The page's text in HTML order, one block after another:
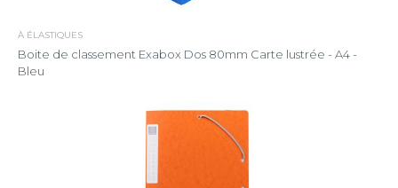
À ÉLASTIQUES
Boite de classement Exabox Dos 80mm Carte lustrée - A4 -
Bleu